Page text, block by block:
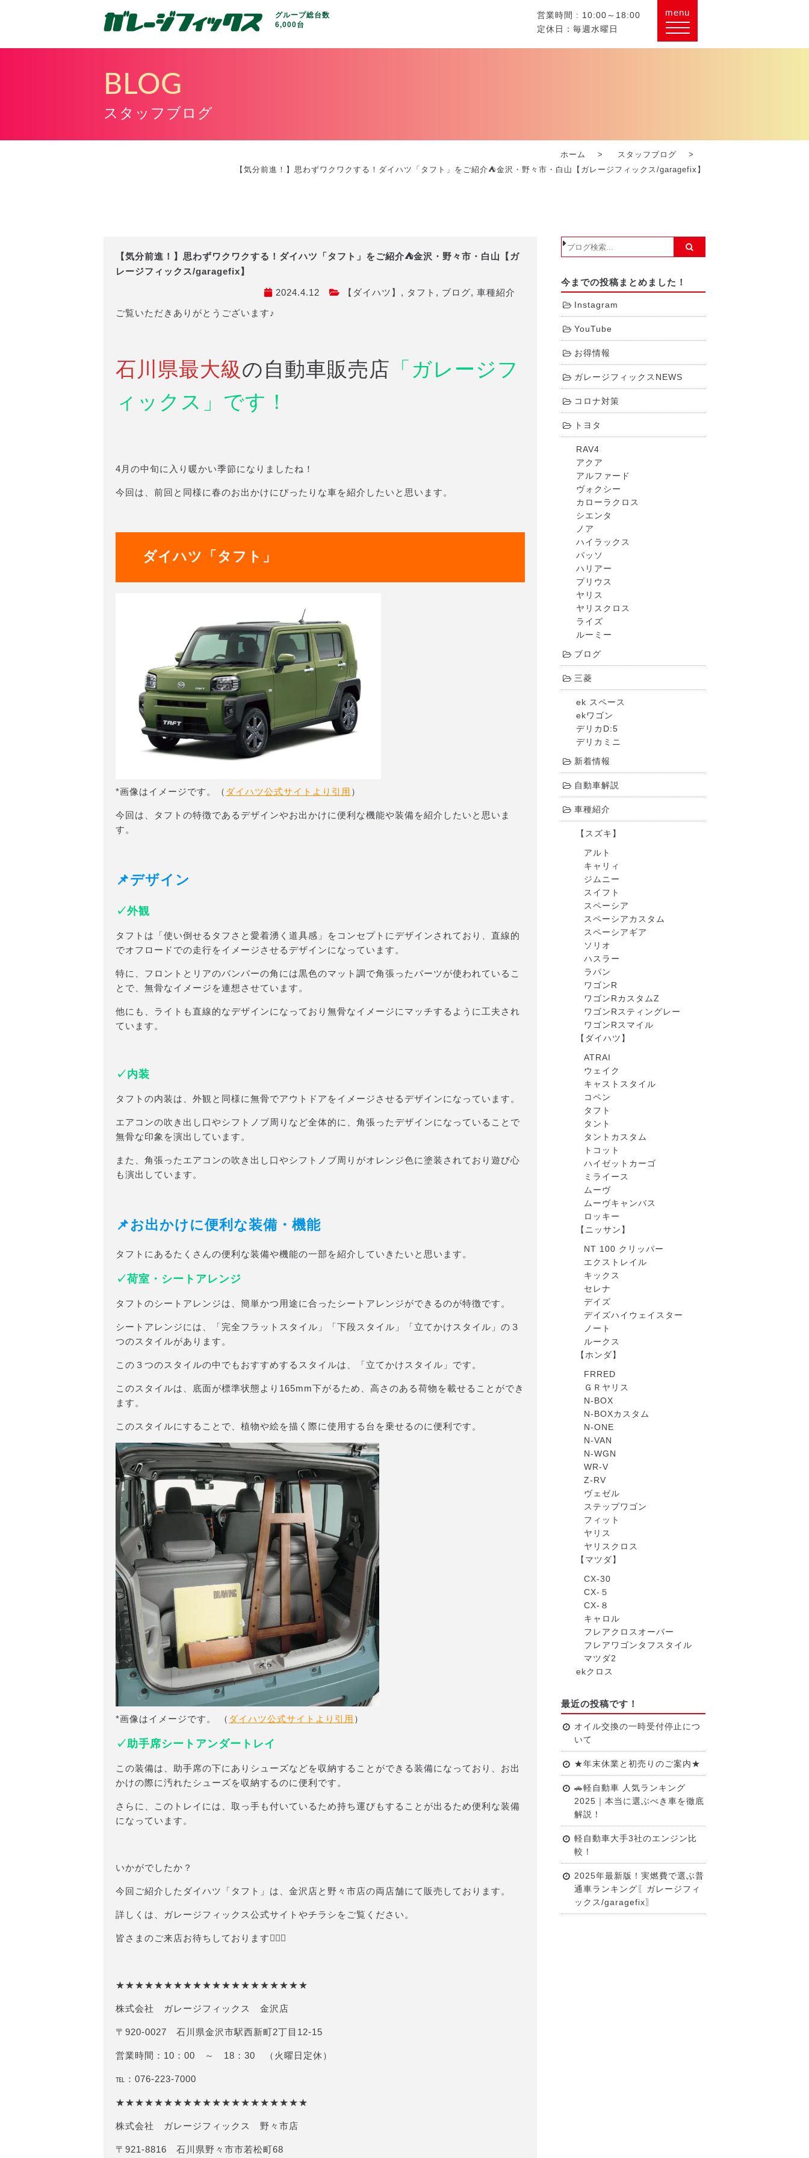
グループ総台数
6,000台
営業時間 : 10:00～18:00
定休日：毎週水曜日
menu
BLOG
スタッフブログ
ホーム
スタッフブログ
【気分前進！】思わずワクワクする！ダイハツ「タフト」をご紹介⛺金沢・野々市・白山【ガレージフィックス/garagefix】
【気分前進！】思わずワクワクする！ダイハツ「タフト」をご紹介⛺金沢・野々市・白山【ガ
レージフィックス/garagefix】
2024.4.12 【ダイハツ】 , タフト , ブログ, 車種紹介
ご覧いただきありがとうございます♪
石川県最大級の自動車販売店 「ガレージフ
ィックス」です！
4月の中旬に入り暖かい季節になりましたね！
今回は、前回と同様に春のお出かけにぴったりな車を紹介したいと思います。
ダイハツ「タフト」
*画像はイメージです。（ ダイハツ公式サイトより引用 ）
今回は、タフトの特徴であるデザインやお出かけに便利な機能や装備を紹介したいと思いま
す。
📌デザイン
✓外観
タフトは「使い倒せるタフさと愛着湧く道具感」をコンセプトにデザインされており、直線的
でオフロードでの走行をイメージさせるデザインになっています。
特に、フロントとリアのバンパーの角には黒色のマット調で角張ったパーツが使われているこ
とで、無骨なイメージを連想させています。
他にも、ライトも直線的なデザインになっており無骨なイメージにマッチするように工夫され
ています。
✓内装
タフトの内装は、外観と同様に無骨でアウトドアをイメージさせるデザインになっています。
エアコンの吹き出し口やシフトノブ周りなど全体的に、角張ったデザインになっていることで
無骨な印象を演出しています。
また、角張ったエアコンの吹き出し口やシフトノブ周りがオレンジ色に塗装されており遊び心
も演出しています。
📌お出かけに便利な装備・機能
タフトにあるたくさんの便利な装備や機能の一部を紹介していきたいと思います。
✓荷室・シートアレンジ
タフトのシートアレンジは、簡単かつ用途に合ったシートアレンジができるのが特徴です。
シートアレンジには、「完全フラットスタイル」「下段スタイル」「立てかけスタイル」の３
つのスタイルがあります。
この３つのスタイルの中でもおすすめするスタイルは、「立てかけスタイル」です。
このスタイルは、底面が標準状態より165mm下がるため、高さのある荷物を載せることができ
ます。
このスタイルにすることで、植物や絵を描く際に使用する台を乗せるのに便利です。
*画像はイメージです。 （ ダイハツ公式サイトより引用 ）
✓助手席シートアンダートレイ
この装備は、助手席の下にありシューズなどを収納することができる装備になっており、お出
かけの際に汚れたシューズを収納するのに便利です。
さらに、このトレイには、取っ手も付いているため持ち運びもすることが出るため便利な装備
になっています。
いかがでしたか？
今回ご紹介したダイハツ「タフト」は、金沢店と野々市店の両店舗にて販売しております。
詳しくは、ガレージフィックス公式サイトやチラシをご覧ください。
皆さまのご来店お待ちしております🙇🏻‍♂️
★★★★★★★★★★★★★★★★★★★★
株式会社 ガレージフィックス 金沢店
〒920-0027 石川県金沢市駅西新町2丁目12-15
営業時間：10：00 ～ 18：30 （火曜日定休）
℡：076-223-7000
★★★★★★★★★★★★★★★★★★★★
株式会社 ガレージフィックス 野々市店
〒921-8816 石川県野々市市若松町68
今までの投稿まとめました！
Instagram
YouTube
お得情報
ガレージフィックスNEWS
コロナ対策
トヨタ
RAV4
アクア
アルファード
ヴォクシー
カローラクロス
シエンタ
ノア
ハイラックス
パッソ
ハリアー
プリウス
ヤリス
ヤリスクロス
ライズ
ルーミー
ブログ
三菱
ek スペース
ekワゴン
デリカD:5
デリカミニ
新着情報
自動車解説
車種紹介
【スズキ】
アルト
キャリィ
ジムニー
スイフト
スペーシア
スペーシアカスタム
スペーシアギア
ソリオ
ハスラー
ラパン
ワゴンR
ワゴンRカスタムZ
ワゴンRスティングレー
ワゴンRスマイル
【ダイハツ】
ATRAI
ウェイク
キャストスタイル
コペン
タフト
タント
タントカスタム
トコット
ハイゼットカーゴ
ミライース
ムーヴ
ムーヴキャンバス
ロッキー
【ニッサン】
NT 100 クリッパー
エクストレイル
キックス
セレナ
デイズ
デイズハイウェイスター
ノート
ルークス
【ホンダ】
FRRED
ＧＲヤリス
N-BOX
N-BOXカスタム
N-ONE
N-VAN
N-WGN
WR-V
Z-RV
ヴェゼル
ステップワゴン
フィット
ヤリス
ヤリスクロス
【マツダ】
CX-30
CX-５
CX-８
キャロル
フレアクロスオーバー
フレアワゴンタフスタイル
マツダ2
ekクロス
最近の投稿です！
オイル交換の一時受付停止につ
いて
★年末休業と初売りのご案内★
🚗軽自動車 人気ランキング
2025｜本当に選ぶべき車を徹底
解説！
軽自動車大手3社のエンジン比
較！
2025年最新版！実燃費で選ぶ普
通車ランキング〖ガレージフィ
ックス/garagefix〗